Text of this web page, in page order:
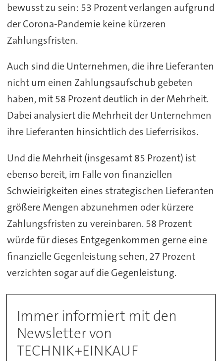
bewusst zu sein: 53 Prozent verlangen aufgrund
der Corona-Pandemie keine kürzeren
Zahlungsfristen.
Auch sind die Unternehmen, die ihre Lieferanten
nicht um einen Zahlungsaufschub gebeten
haben, mit 58 Prozent deutlich in der Mehrheit.
Dabei analysiert die Mehrheit der Unternehmen
ihre Lieferanten hinsichtlich des Lieferrisikos.
Und die Mehrheit (insgesamt 85 Prozent) ist
ebenso bereit, im Falle von finanziellen
Schwieirigkeiten eines strategischen Lieferanten
größere Mengen abzunehmen oder kürzere
Zahlungsfristen zu vereinbaren. 58 Prozent
würde für dieses Entgegenkommen gerne eine
finanzielle Gegenleistung sehen, 27 Prozent
verzichten sogar auf die Gegenleistung.
Immer informiert mit den
Newsletter von
TECHNIK+EINKAUF